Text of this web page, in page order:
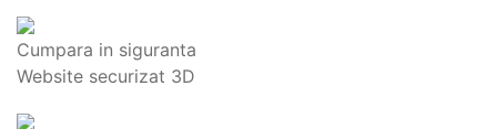
Cumpara in siguranta
Website securizat 3D